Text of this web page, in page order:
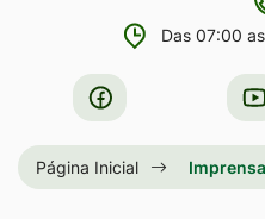
acessibilidade
para
menu
[alt+2]
principal
principal
Das 07:00
Acessar
a
Rede
a
Página Inicial Imprensa